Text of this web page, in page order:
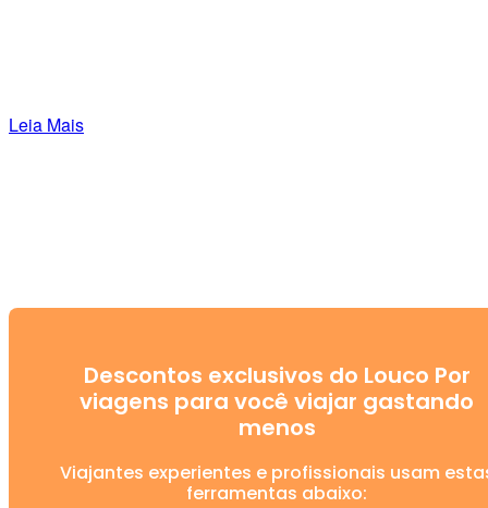
Leia Mais
Descontos exclusivos do Louco Por
viagens para você viajar gastando
menos
Viajantes experientes e profissionais usam
ferramentas abaixo: